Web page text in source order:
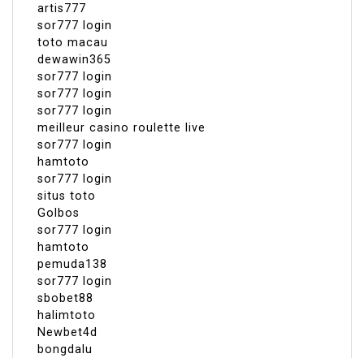
artis777
sor777 login
toto macau
dewawin365
sor777 login
sor777 login
sor777 login
meilleur casino roulette live
sor777 login
hamtoto
sor777 login
situs toto
Golbos
sor777 login
hamtoto
pemuda138
sor777 login
sbobet88
halimtoto
Newbet4d
bongdalu